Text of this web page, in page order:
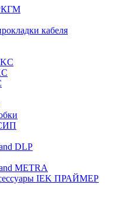
кабеля
DLP
METRA
IEK ПРАЙМЕР